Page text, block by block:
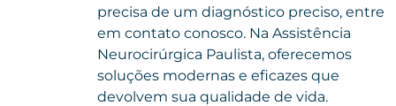
precisa de um diagnóstico preciso, entre
em contato conosco. Na Assistência
Neurocirúrgica Paulista, oferecemos
soluções modernas e eficazes que
devolvem sua qualidade de vida.